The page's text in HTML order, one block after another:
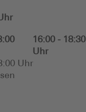
16:00 - 18:30
Uhr
Uhr